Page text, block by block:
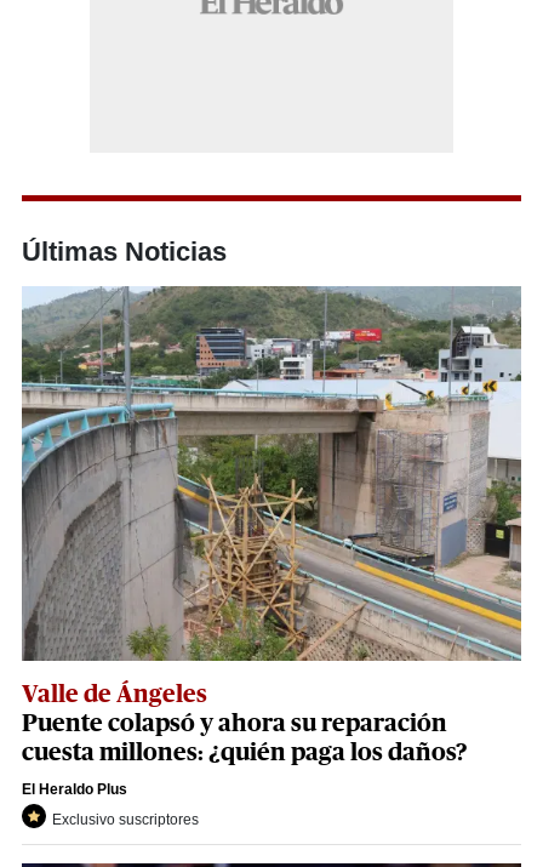
Últimas Noticias
Valle de Ángeles
Puente colapsó y ahora su reparación
cuesta millones: ¿quién paga los daños?
El Heraldo Plus
Exclusivo suscriptores